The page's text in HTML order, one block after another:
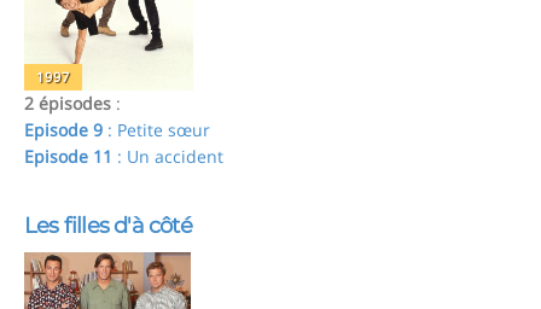
1997
2 épisodes :
Episode 9 : Petite sœur
Episode 11 : Un accident
Les filles d'à côté